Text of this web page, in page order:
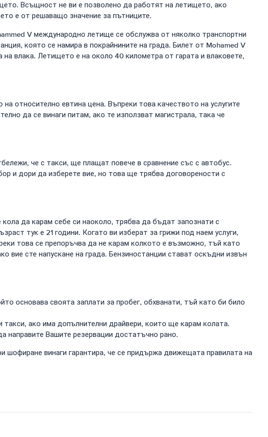
Всъщност не ви е позволено да работят на летището, ако
е от решаващо значение за пътниците.
V международно летище се обслужва от няколко транспортни
която се намира в покрайнините на града. Билет от Mohamed V
влака. Летището е на около 40 километра от гарата и влаковете,
евтина цена. Въпреки това качеството на услугите
да се винаги питам, ако те използват магистрала, така че
че с такси, ще плащат повече в сравнение със с автобус.
и дори да изберете вие, но това ще трябва договорености с
да карам себе си наоколо, трябва да бъдат запознати с
тук е 21 години. Когато ви изберат за грижи под наем услуги,
това се препоръчва да не карам колкото е възможно, тъй като
вие сте напускане на града. Бензиностанции стават оскъдни извън
основава своята заплати за пробег, обхванати, тъй като би било
ако има допълнителни драйвери, които ще карам колата.
направите Вашите резервации достатъчно рано.
винаги гарантира, че се придържа движещата правилата на